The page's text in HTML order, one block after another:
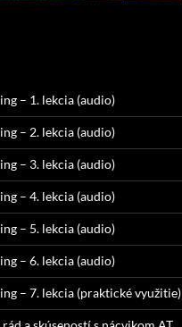
– 1. lekcia (audio)
– 2. lekcia (audio)
– 3. lekcia (audio)
– 4. lekcia (audio)
– 5. lekcia (audio)
– 6. lekcia (audio)
– 7. lekcia (praktické využitie)